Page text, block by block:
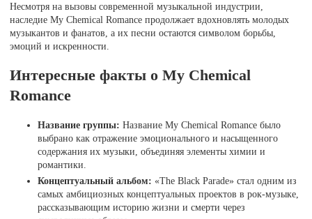
Несмотря на вызовы современной музыкальной индустрии,
наследие My Chemical Romance продолжает вдохновлять молодых
музыкантов и фанатов, а их песни остаются символом борьбы,
эмоций и искренности.
Интересные факты о My Chemical
Romance
Название группы: Название My Chemical Romance было
выбрано как отражение эмоционального и насыщенного
содержания их музыки, объединяя элементы химии и
романтики.
Концептуальный альбом: «The Black Parade» стал одним из
самых амбициозных концептуальных проектов в рок-музыке,
рассказывающим историю жизни и смерти через